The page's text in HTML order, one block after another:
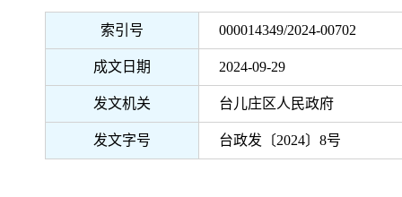
索引号 000014349/2024-00702
成文日期 2024-09-29
发文机关 台儿庄区人民政府
发文字号 台政发〔2024〕8号